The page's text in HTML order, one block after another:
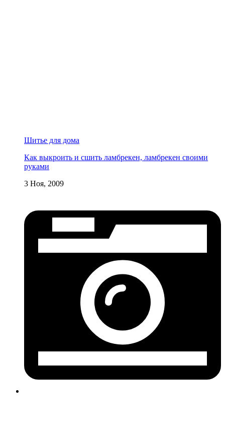
Шитье для дома
Как выкроить и сшить ламбрекен, ламбрекен своими
руками
3 Ноя, 2009